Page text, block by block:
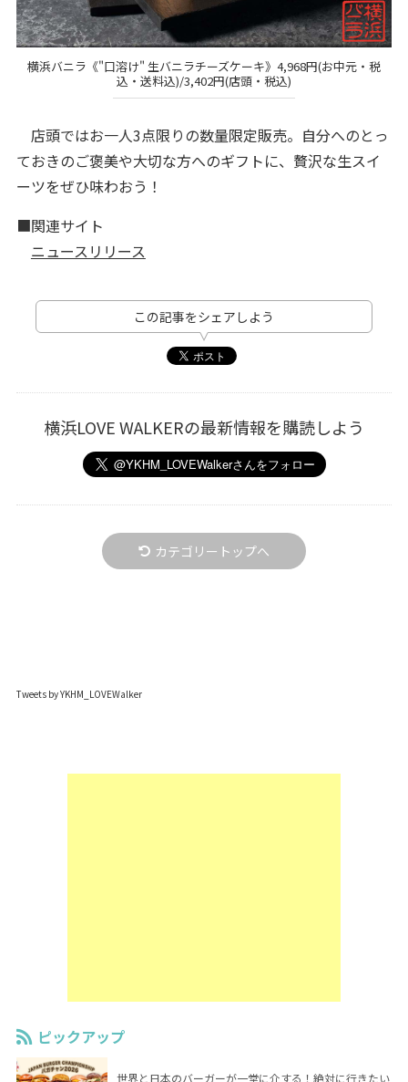
横浜バニラ《"口溶け" 生バニラチーズケーキ》4,968円(お中元・税
込・送料込)/3,402円(店頭・税込)
店頭ではお一人3点限りの数量限定販売。自分へのとっ
ておきのご褒美や大切な方へのギフトに、贅沢な生スイ
ーツをぜひ味わおう！
■関連サイト
ニュースリリース
この記事をシェアしよう
横浜LOVE WALKERの最新情報を購読しよう
カテゴリートップへ
Tweets by YKHM_LOVEWalker
ピックアップ
世界と日本のバーガーが一堂に介する！絶対に行きたい